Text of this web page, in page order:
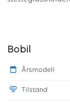
Bobil
Årsmodell
Tilstand